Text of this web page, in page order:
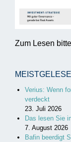
Zum Lesen
Verius: Wenn
verdeckt
23. Juli 2026
Das lesen Sie
7. August 2026
Bafin beerdigt